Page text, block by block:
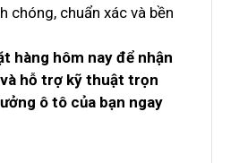
chóng, chuẩn xác và bền
hàng hôm nay để nhận
hỗ trợ kỹ thuật trọn
ô tô của bạn ngay